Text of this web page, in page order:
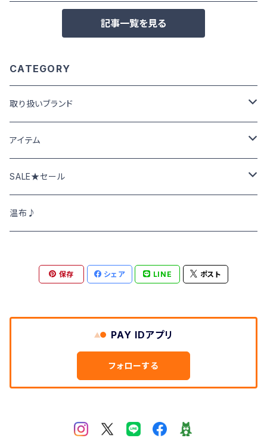
記事一覧を見る
CATEGORY
取り扱いブランド
Cafetty カフェッティ
Grin グリン
トップス
NATURAL LAUNDRY ナチュラルランドリー
SWEET CAMEL スウィートキャメル
M・J・G エム,ジ,ジェ
MID FOOT ミッドフット
アイテム
パンツ･スカート
ニット･アウター
ワンピース
カットソー
SALE★セール
春夏物SALE
BOTOMS ボトムス
温布♪
保存 シェア LINE ポスト
PAY IDアプリ
フォローする